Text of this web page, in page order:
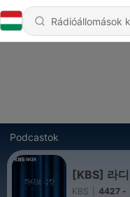
Podcastok
[KBS] 라
KBS 4427 -